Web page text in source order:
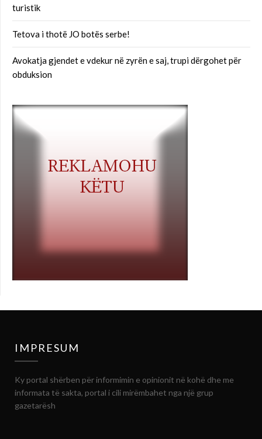
turistik
Tetova i thotë JO botës serbe!
Avokatja gjendet e vdekur në zyrën e saj, trupi dërgohet për
obduksion
IMPRESUM
Ky portal shërben për informimin e opinionit në kohë dhe me
informata të sakta, portal i cili mirëmbahet nga një grup
gazetarësh